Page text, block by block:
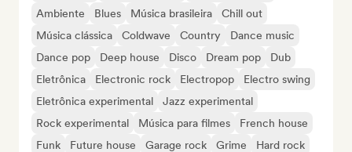
Ambiente
Blues Música brasileira
Chill out
Música clássica
Coldwave Country
Dance music
Dance pop
Deep house Disco Dream pop
Dub
Eletrônica
Electronic rock Electropop
Electro swing
Eletrônica experimental
Jazz experimental
Rock experimental
Música para filmes
French house
Funk
Future house Garage rock Grime
Hard rock